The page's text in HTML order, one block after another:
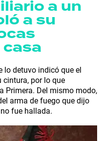
a un
a su
lo detuvo indicó que el
cintura, por lo que
Primera. Del mismo modo,
arma de fuego que dijo
fue hallada.